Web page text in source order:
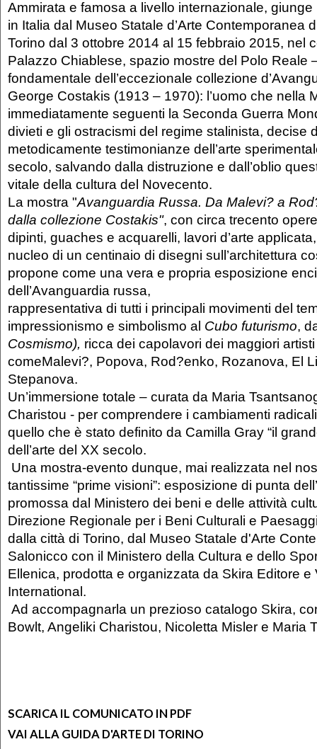
Ammirata e famosa a livello internazionale,
in Italia dal Museo Statale d’Arte Contemporanea
Torino dal 3 ottobre 2014 al 15 febbraio 2015, nel
Palazzo Chiablese, spazio mostre del Polo Reale
fondamentale dell’eccezionale collezione
George Costakis (1913 – 1970): l’uomo che nella
immediatamente seguenti la Seconda Guerra
divieti e gli ostracismi del regime stalinista, decise
metodicamente testimonianze dell’arte
secolo, salvando dalla distruzione e dall’oblio
vitale della cultura del Novecento.
La mostra "Avanguardia Russa. Da Malevi? a
dalla collezione Costakis", con circa trecento
dipinti, guaches e acquarelli, lavori d’arte
nucleo di un centinaio di disegni sull’architettura
propone come una vera e propria esposizione
dell’Avanguardia russa,
rappresentativa di tutti i principali movimenti del
impressionismo e simbolismo al Cubo futurismo,
Cosmismo), ricca dei capolavori dei maggiori
comeMalevi?, Popova, Rod?enko, Rozanova, El
Stepanova.
Un’immersione totale – curata da Maria
Charistou - per comprendere i cambiamenti
quello che è stato definito da Camilla Gray “il
dell’arte del XX secolo.
Una mostra-evento dunque, mai realizzata nel
tantissime “prime visioni”: esposizione di punta
promossa dal Ministero dei beni e delle attività
Direzione Regionale per i Beni Culturali e
dalla città di Torino, dal Museo Statale d'Arte
Salonicco con il Ministero della Cultura e dello
Ellenica, prodotta e organizzata da Skira Editore e
International.
Ad accompagnarla un prezioso catalogo Skira,
Bowlt, Angeliki Charistou, Nicoletta Misler e Maria
SCARICA IL COMUNICATO IN PDF
VAI ALLA GUIDA D'ARTE DI TORINO